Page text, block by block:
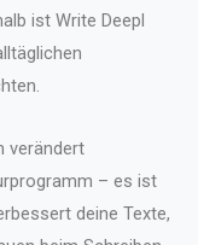
ist Write Deepl
verändert
– es ist
deine Texte,